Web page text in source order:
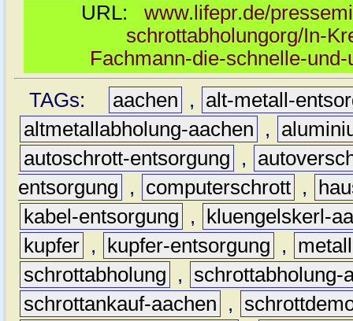
URL: www.lifepr.de/
schrottabholungorg/In-
Fachmann-die-schnelle-
TAGs:
aachen ,
alt-metall-
altmetallabholung-aachen
,
autoschrott-entsorgung
,
entsorgung
, computerschrott ,
kabel-entsorgung
,
kluengelskerl-
kupfer , kupfer-entsorgung ,
metall
schrottabholung
,
schrottabholung-
schrottankauf-aachen
,